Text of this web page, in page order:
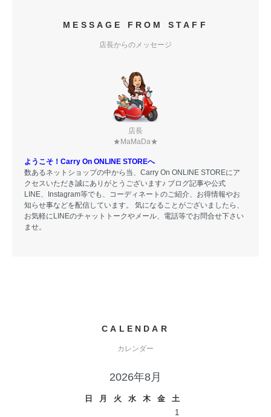
MESSAGE FROM STAFF
店長からのメッセージ
店長
★MaMaDa★
ようこそ！Carry On ONLINE STOREへ
数あるネットショップの中から当、Carry On ONLINE STOREにア
クセスいただき誠にありがとうございます♪ ブログ記事や公式
LINE、Instagram等でも、コーディネートのご紹介、お得情報やお
知らせ事などを配信しています。 気になることがございましたら、
お気軽にLINEのチャットトークやメール、電話等でお問合せ下さい
ませ。
CALENDAR
カレンダー
2026年8月
日 月 火 水 木 金
土
1